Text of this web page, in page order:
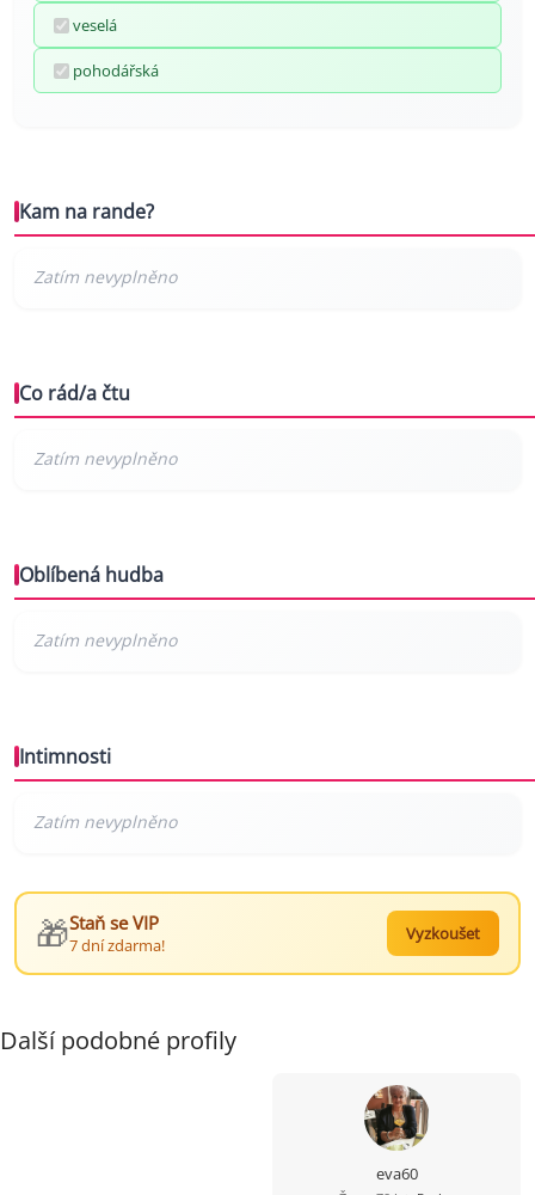
veselá
pohodářská
Kam na rande?
Co rád/a čtu
Oblíbená hudba
Intimnosti
🎁Staň se VIP
7 dní zdarma!
Vyzkoušet
Další podobné profily
eva60